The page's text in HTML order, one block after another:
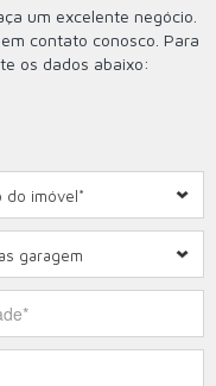
um excelente negócio.
contato conosco. Para
os dados abaixo:
do imóvel*
garagem